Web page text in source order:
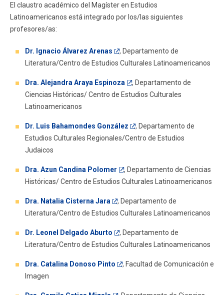
El claustro académico del Magíster en Estudios
Latinoamericanos está integrado por los/las siguientes
profesores/as:
Dr. Ignacio Álvarez Arenas
, Departamento de
Literatura/Centro de Estudios Culturales Latinoamericanos
Dra. Alejandra Araya Espinoza
, Departamento de
Ciencias Históricas/ Centro de Estudios Culturales
Latinoamericanos
Dr. Luis Bahamondes González
, Departamento de
Estudios Culturales Regionales/Centro de Estudios
Judaicos
Dra. Azun Candina Polomer
, Departamento de Ciencias
Históricas/ Centro de Estudios Culturales Latinoamericanos
Dra. Natalia Cisterna Jara
, Departamento de
Literatura/Centro de Estudios Culturales Latinoamericanos
Dr. Leonel Delgado Aburto
, Departamento de
Literatura/Centro de Estudios Culturales Latinoamericanos
Dra. Catalina Donoso Pinto
, Facultad de Comunicación e
Imagen